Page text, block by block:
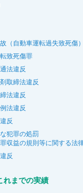
（自動車運転過失致死傷）
致死傷罪
法違反
取締法違反
法違反
法違反
反
犯罪の処罰
収益の規則等に関する法
反
れまでの実績